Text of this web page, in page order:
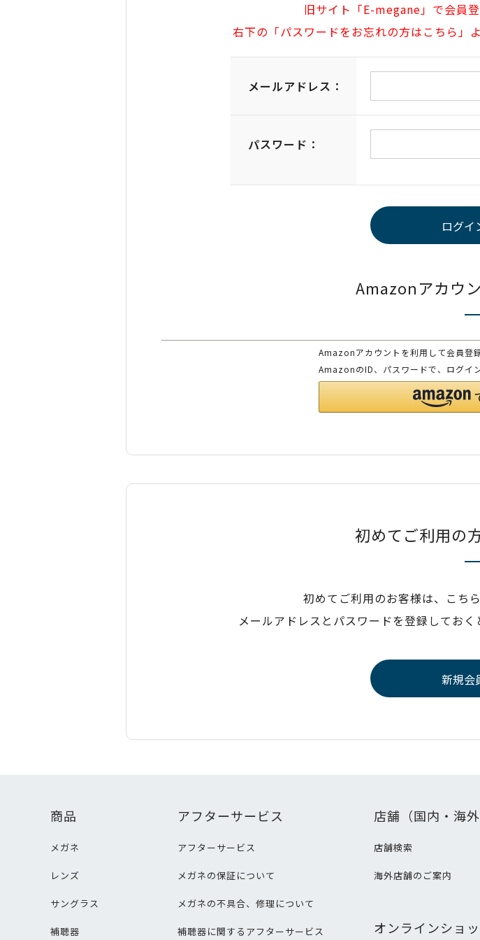
旧サイト「E-megane」で会員
右下の「パスワードをお忘れの方はこちら」
メールアドレス：
パスワード：
Amazonアカウ
Amazonアカウントを利用して会員登
AmazonのID、パスワードで、ログイ
初めてご利用の
初めてご利用のお客様は、こち
メールアドレスとパスワードを登録してお
商品
メガネ
レンズ
サングラス
補聴器
アフターサービス
アフターサービス
メガネの保証について
メガネの不具合、修理について
補聴器に関するアフターサービス
店舗（国内・海外
店舗検索
海外店舗のご案内
オンラインショ